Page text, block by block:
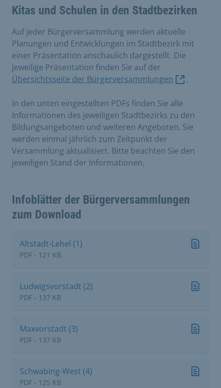
Kitas und Schulen in den Stadtbezirken
Auf jeder Bürgerversammlung werden aktuelle
Planungen und Entwicklungen im Stadtbezirk mit
einer Präsentation anschaulich dargestellt. Die
jeweilige Präsentation finden Sie auf der
Übersichtsseite der Bürgerversammlungen
.
In den unten eingestellten PDFs finden Sie alle
Informationen des jeweiligen Stadtbezirks zu den
Bildungsangeboten und weiteren Angeboten. Sie
werden einmal jährlich zum Zeitpunkt der
Versammlung aktualisiert. Bitte beachten Sie den
jeweiligen Stand der Informationen.
Infoblätter der Bürgerversammlungen
zum Download
Altstadt-Lehel (1)
PDF - 121 KB
Ludwigsvorstadt (2)
PDF - 137 KB
Maxvorstadt (3)
PDF - 137 KB
Schwabing-West (4)
PDF - 125 KB